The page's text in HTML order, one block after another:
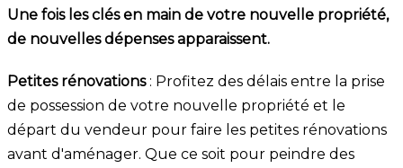
Une fois les clés en main de votre nouvelle propriété,
de nouvelles dépenses apparaissent.
Petites rénovations: Profitez des délais entre la prise
de possession de votre nouvelle propriété et le
départ du vendeur pour faire les petites rénovations
avant d'aménager. Que ce soit pour peindre des